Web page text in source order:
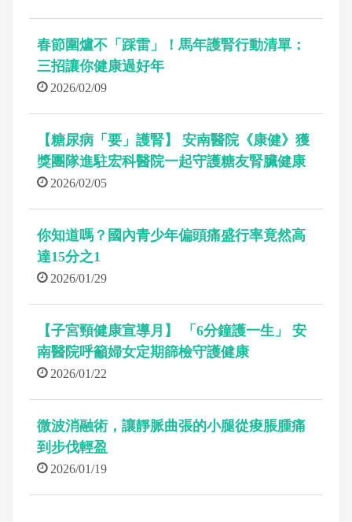
春節圍爐不「踩雷」！馬年護腎行動清單：
三招讓你健康過好年
2026/02/09
【糖尿病「要」護腎】 安南醫院《康健》獲
獎團隊進駐宏科醫院一起守護糖友腎臟健康
2026/02/05
你知道嗎？國內青少年偏頭痛盛行率竟然高
達15分之1
2026/01/29
【子宮頸健康宣導月】 「6分鐘護一生」 安
南醫院呼籲婦女定期篩檢守護健康
2026/01/22
微波消融術，讓靜脈曲張的小腿從痠脹腫痛
到步伐輕盈
2026/01/19